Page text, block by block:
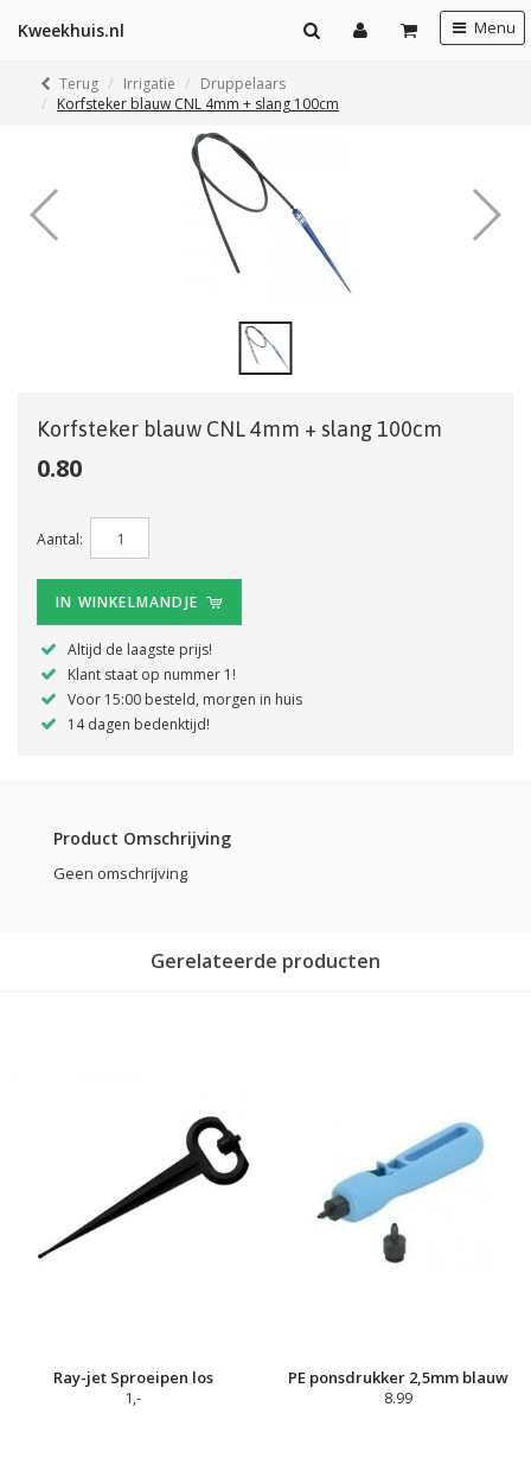
Kweekhuis.nl Menu
Terug Irrigatie
Druppelaars
Korfsteker blauw CNL 4mm + slang 100cm
Korfsteker blauw CNL 4mm + slang 100cm
0.80
Aantal:
IN WINKELMANDJE
Altijd de laagste prijs!
Klant staat op nummer 1!
Voor 15:00 besteld, morgen in huis
14 dagen bedenktijd!
Product Omschrijving
Geen omschrijving
Gerelateerde producten
Ray-jet Sproeipen los
1,-
PE ponsdrukker 2,5mm blauw
8.99